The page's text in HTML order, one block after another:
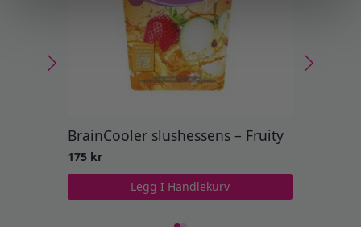
BrainCooler slushessens – Fruity
175 kr
Legg I Handlekurv